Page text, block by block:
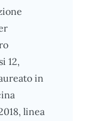
12,
in
linea